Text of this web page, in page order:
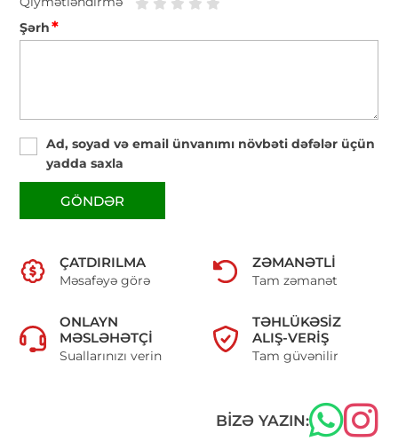
Şərh*
Ad, soyad və email ünvanımı növbəti dəfələr üçün
yadda saxla
GÖNDƏR
ÇATDIRILMA
Məsafəyə görə
ZƏMANƏTLI
Tam zəmanət
ONLAYN
MƏSLƏHƏTÇI
Suallarınızı verin
TƏHLÜKƏSIZ
ALIŞ-VERIŞ
Tam güvənilir
BIZƏ YAZIN: